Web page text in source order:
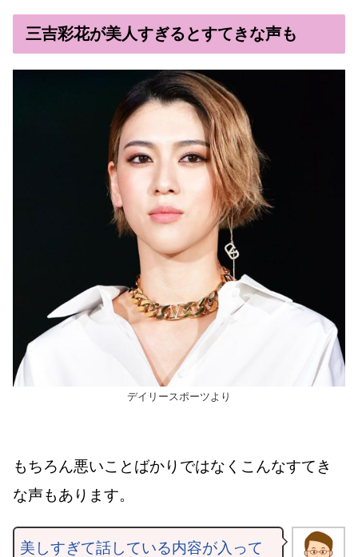
三吉彩花が美人すぎるとすてきな声も
デイリースポーツより
もちろん悪いことばかりではなくこんなすてき
な声もあります。
美しすぎて話している内容が入って